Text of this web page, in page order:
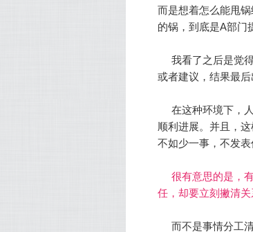
而是想着怎么能甩
的锅，到底是A部门
我看了之后是觉
或者建议，结果最后
在这种环境下，
顺利进展。并且，
不如少一事，不发表
很有意思的是，
任，却要立刻撇清关
而不是事情分工